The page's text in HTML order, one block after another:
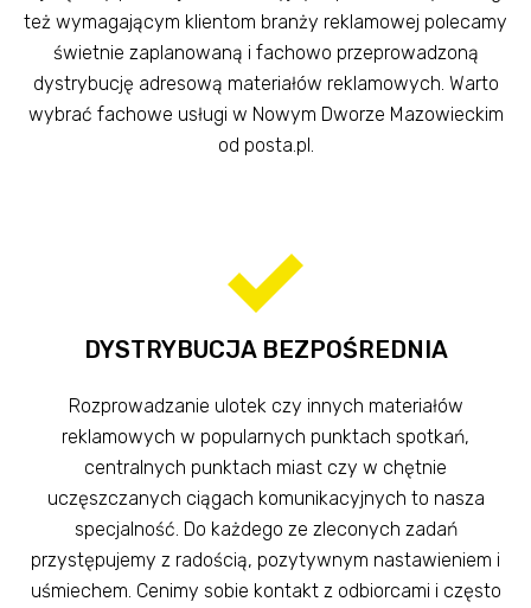
też wymagającym klientom branży reklamowej polecamy
świetnie zaplanowaną i fachowo przeprowadzoną
dystrybucję adresową materiałów reklamowych. Warto
wybrać fachowe usługi w Nowym Dworze Mazowieckim
od posta.pl.
DYSTRYBUCJA BEZPOŚREDNIA
Rozprowadzanie ulotek czy innych materiałów
reklamowych w popularnych punktach spotkań,
centralnych punktach miast czy w chętnie
uczęszczanych ciągach komunikacyjnych to nasza
specjalność. Do każdego ze zleconych zadań
przystępujemy z radością, pozytywnym nastawieniem i
uśmiechem. Cenimy sobie kontakt z odbiorcami i często